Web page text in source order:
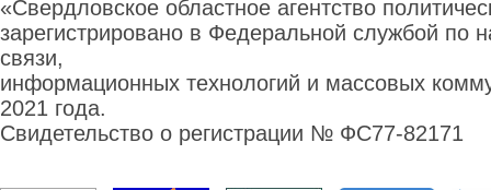
«Свердловское областное агентство
зарегистрировано в Федеральной службой по
связи,
информационных технологий и массовых
2021 года.
Свидетельство о регистрации № ФС77-82171